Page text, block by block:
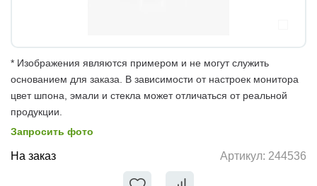
* Изображения являются примером и не могут служить
основанием для заказа. В зависимости от настроек монитора
цвет шпона, эмали и стекла может отличаться от реальной
продукции.
Запросить фото
На заказ Артикул: 244536